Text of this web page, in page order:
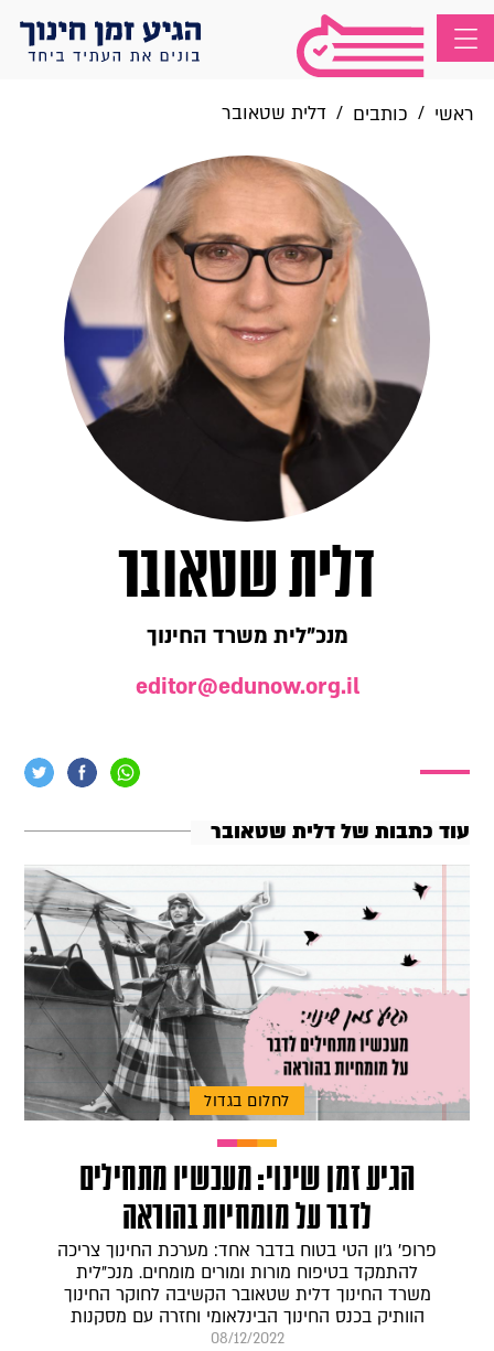
ראשי / כותבים / דלית שטאובר
עוד כתבות של דלית שטאובר
לחלום בגדול
הגיע זמן שינוי: מעכשיו מתחילים
לדבר על מומחיות בהוראה
פרופ' ג'ון הטי בטוח בדבר אחד: מערכת החינוך צריכה
להתמקד בטיפוח מורות ומורים מומחים. מנכ"לית
משרד החינוך דלית שטאובר הקשיבה לחוקר החינוך
הוותיק בכנס החינוך הבינלאומי וחזרה עם מסקנות
08/12/2022
דלית שטאובר
מנכ"לית משרד החינוך
editor@edunow.org.il